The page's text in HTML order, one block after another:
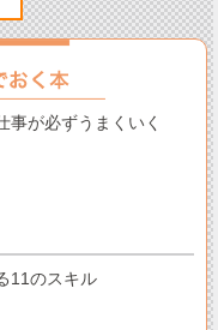
事が必ずうまくいく
11のスキル